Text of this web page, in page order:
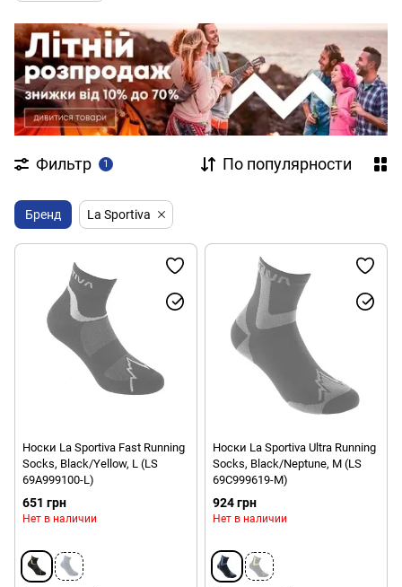
Фильтр 1 По популярности
Бренд La Sportiva
Носки La Sportiva Fast Running
Socks, Black/Yellow, L (LS
69A999100-L)
651 грн
Нет в наличии
Носки La Sportiva Ultra Running
Socks, Black/Neptune, M (LS
69C999619-M)
924 грн
Нет в наличии